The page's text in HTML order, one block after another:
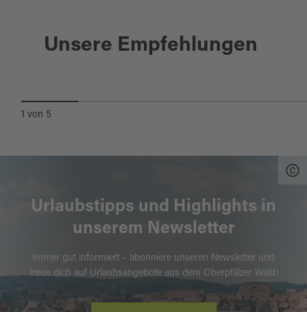
Unsere Empfehlungen
Pressath
1 von 5
Urlaubstipps und Highlights in
unserem Newsletter
Immer gut informiert – abonniere unseren Newsletter und
freue dich auf Urlaubsangebote aus dem Oberpfälzer Wald!